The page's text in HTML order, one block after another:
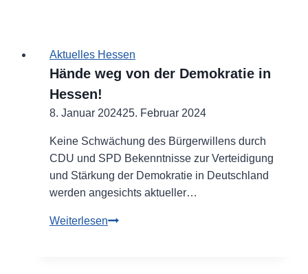
Entschlossenheit
Aktuelles Hessen
Hände weg von der Demokratie in
Hessen!
8. Januar 202425. Februar 2024
Keine Schwächung des Bürgerwillens durch
CDU und SPD Bekenntnisse zur Verteidigung
und Stärkung der Demokratie in Deutschland
werden angesichts aktueller…
WeiterlesenHände